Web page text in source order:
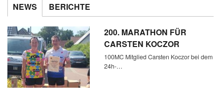
NEWS BERICHTE
200. MARATHON FÜR
CARSTEN KOCZOR
100MC Mitglied Carsten Koczor bei dem
24h-…